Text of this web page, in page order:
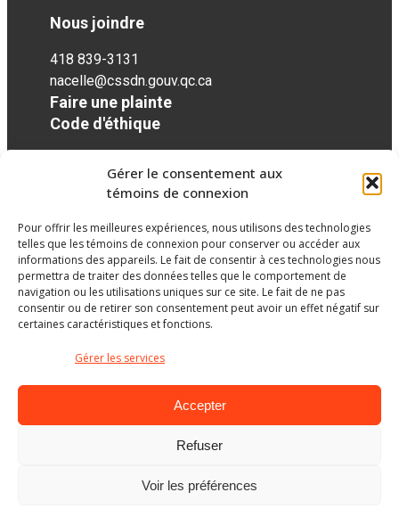
Gérer le consentement aux
témoins de connexion
Pour offrir les meilleures expériences, nous utilisons des technologies
telles que les témoins de connexion pour conserver ou accéder aux
informations des appareils. Le fait de consentir à ces technologies nous
permettra de traiter des données telles que le comportement de
navigation ou les utilisations uniques sur ce site. Le fait de ne pas
consentir ou de retirer son consentement peut avoir un effet négatif sur
certaines caractéristiques et fonctions.
Gérer les services
Accepter
Refuser
Voir les préférences
Nous joindre
418 839-3131
nacelle@cssdn.gouv.qc.ca
Faire une plainte
Code d'éthique
Réseaux sociaux
facebook
Ministère de l’Éducation